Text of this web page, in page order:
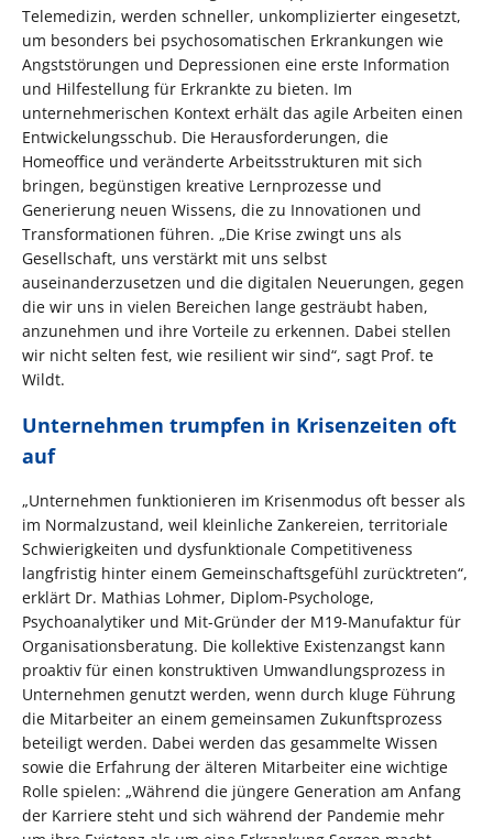
Telemedizin, werden schneller, unkomplizierter eingesetzt,
um besonders bei psychosomatischen Erkrankungen wie
Angststörungen und Depressionen eine erste Information
und Hilfestellung für Erkrankte zu bieten. Im
unternehmerischen Kontext erhält das agile Arbeiten einen
Entwickelungsschub. Die Herausforderungen, die
Homeoffice und veränderte Arbeitsstrukturen mit sich
bringen, begünstigen kreative Lernprozesse und
Generierung neuen Wissens, die zu Innovationen und
Transformationen führen. „Die Krise zwingt uns als
Gesellschaft, uns verstärkt mit uns selbst
auseinanderzusetzen und die digitalen Neuerungen, gegen
die wir uns in vielen Bereichen lange gesträubt haben,
anzunehmen und ihre Vorteile zu erkennen. Dabei stellen
wir nicht selten fest, wie resilient wir sind“, sagt Prof. te
Wildt.
Unternehmen trumpfen in Krisenzeiten oft
auf
„Unternehmen funktionieren im Krisenmodus oft besser als
im Normalzustand, weil kleinliche Zankereien, territoriale
Schwierigkeiten und dysfunktionale Competitiveness
langfristig hinter einem Gemeinschaftsgefühl zurücktreten“,
erklärt Dr. Mathias Lohmer, Diplom-Psychologe,
Psychoanalytiker und Mit-Gründer der M19-Manufaktur für
Organisationsberatung. Die kollektive Existenzangst kann
proaktiv für einen konstruktiven Umwandlungsprozess in
Unternehmen genutzt werden, wenn durch kluge Führung
die Mitarbeiter an einem gemeinsamen Zukunftsprozess
beteiligt werden. Dabei werden das gesammelte Wissen
sowie die Erfahrung der älteren Mitarbeiter eine wichtige
Rolle spielen: „Während die jüngere Generation am Anfang
der Karriere steht und sich während der Pandemie mehr